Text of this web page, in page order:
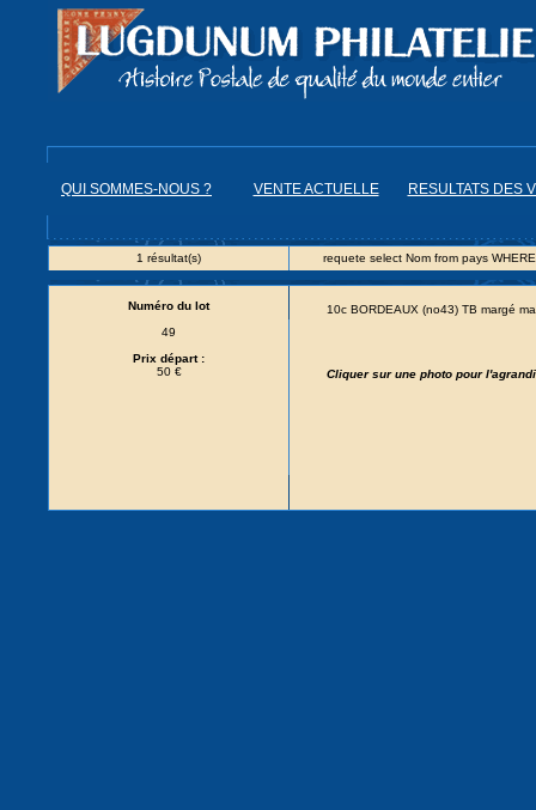
QUI SOMMES-NOUS ? VENTE ACTUELLE RESULTATS DES
1 résultat(s) requete select Nom from pays
Numéro du lot
49
Prix départ :
50 €
10c BORDEAUX (no43) TB margé
Cliquer sur une photo pour